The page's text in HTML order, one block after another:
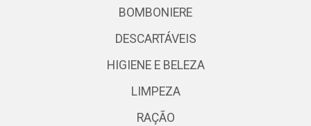
BOMBONIERE
DESCARTÁVEIS
HIGIENE E BELEZA
LIMPEZA
RAÇÃO